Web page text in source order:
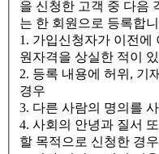
을 신청한 고객 중 다음
는 한 회원으로 등록합
1. 가입신청자가 이전에
원자격을 상실한 적이
2. 등록 내용에 허위, 기
경우
3. 다른 사람의 명의를
4. 사회의 안녕과 질서
할 목적으로 신청한 경우